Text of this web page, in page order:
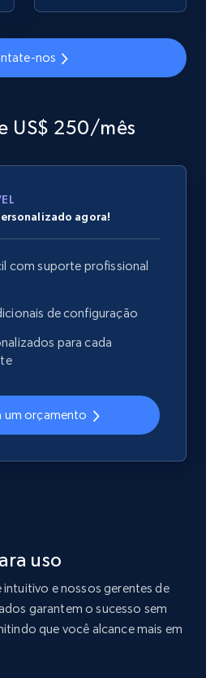
Comece agora
Product description,
Images, Variations, and
Comece agora
data on products
nos
US$ 250/mês
agora!
com suporte profissional
de configuração
para cada
um orçamento
uso
e nossos gerentes de
garantem o sucesso sem
que você alcance mais em